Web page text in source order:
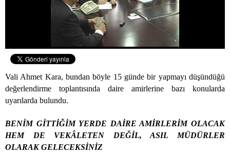
Vali Ahmet Kara, bundan böyle 15 günde bir yapmayı düşündüğü
değerlendirme toplantısında daire amirlerine bazı konularda
uyarılarda bulundu.
BENİM GİTTİĞİM YERDE DAİRE AMİRLERİM OLACAK
HEM DE VEKÂLETEN DEĞİL, ASIL MÜDÜRLER
OLARAK GELECEKSİNİZ